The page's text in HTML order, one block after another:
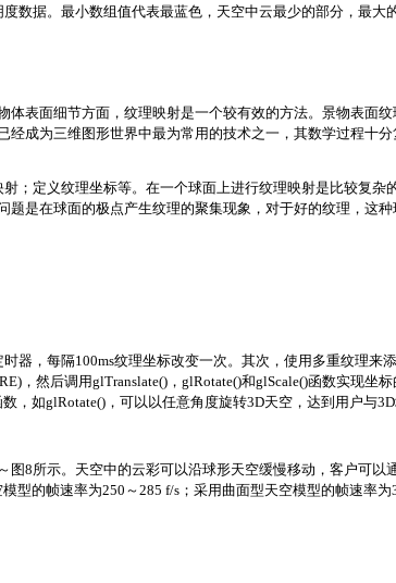
数据。最小数组值代表最蓝色，天空中云最少的部分，最大
表面细节方面，纹理映射是一个较有效的方法。景物表面
成为三维图形世界中最为常用的技术之一，其数学过程十
；定义纹理坐标等。在一个球面上进行纹理映射是比较复杂
是在球面的极点产生纹理的聚集现象，对于好的纹理，这
器，每隔100ms纹理坐标改变一次。其次，使用多重纹理来
，然后调用glTranslate()，glRotate()和glScale()函数实现坐
如glRotate()，可以以任意角度旋转3D天空，达到用户与3D
8所示。天空中的云彩可以沿球形天空缓慢移动，客户可以
的帧速率为250～285 f/s；采用曲面型天空模型的帧速率